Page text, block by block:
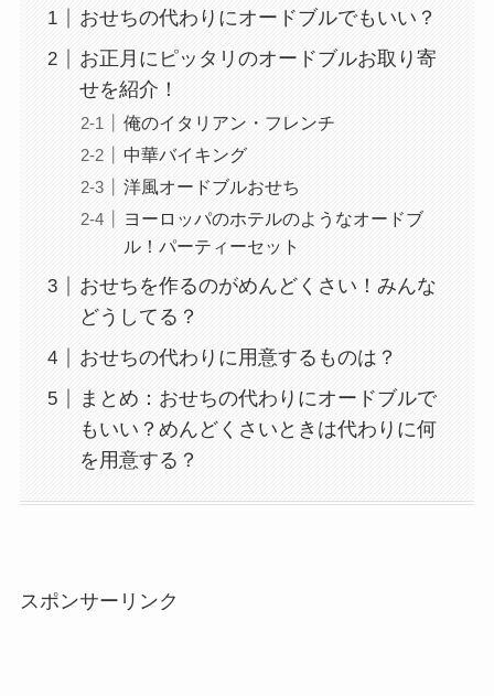
おせちの代わりにオードブルでもいい？
お正月にピッタリのオードブルお取り寄
せを紹介！
俺のイタリアン・フレンチ
中華バイキング
洋風オードブルおせち
ヨーロッパのホテルのようなオードブ
ル！パーティーセット
おせちを作るのがめんどくさい！みんな
どうしてる？
おせちの代わりに用意するものは？
まとめ：おせちの代わりにオードブルで
もいい？めんどくさいときは代わりに何
を用意する？
スポンサーリンク